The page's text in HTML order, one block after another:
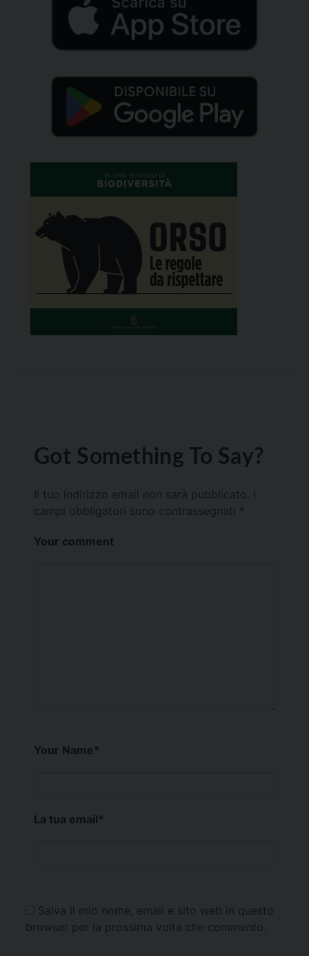
Got Something To Say?
Il tuo indirizzo email non sarà pubblicato.
campi obbligatori sono contrassegnati *
Your comment
Your Name*
La tua email*
Salva il mio nome, email e sito web in questo
browser per la prossima volta che commento.